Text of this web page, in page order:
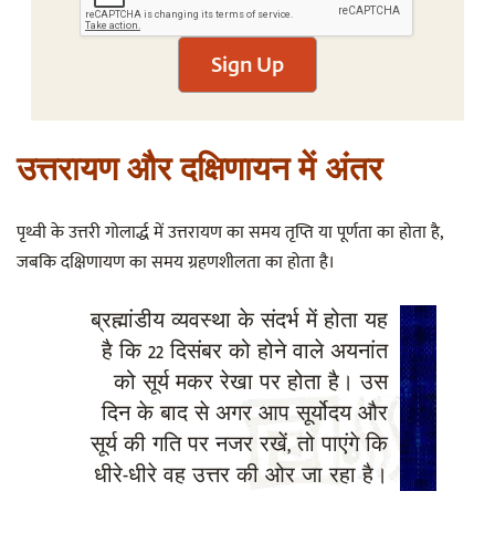
Sign Up
उत्तरायण और दक्षिणायन में अंतर
पृथ्वी के उत्तरी गोलार्द्ध में उत्तरायण का समय तृप्ति या पूर्णता का होता है,
जबकि दक्षिणायण का समय ग्रहणशीलता का होता है।
ब्रह्मांडीय व्यवस्था के संदर्भ में होता यह
है कि 22 दिसंबर को होने वाले अयनांत
को सूर्य मकर रेखा पर होता है। उस
दिन के बाद से अगर आप सूर्योदय और
सूर्य की गति पर नजर रखें, तो पाएंगे कि
धीरे-धीरे वह उत्तर की ओर जा रहा है।